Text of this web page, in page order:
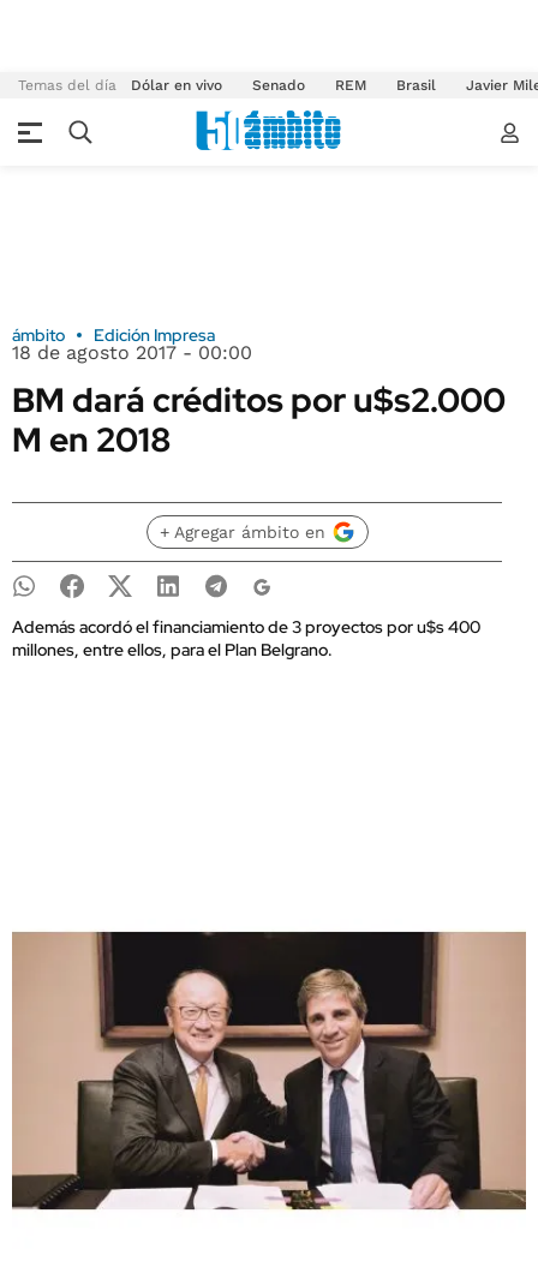
Temas del día Dólar en vivo Senado REM Brasil Javier
ámbito Edición Impresa
18 de agosto 2017 - 00:00
BM dará créditos por u$s2.000
M en 2018
+ Agregar ámbito en
Además acordó el financiamiento de 3 proyectos por u$s 400
millones, entre ellos, para el Plan Belgrano.